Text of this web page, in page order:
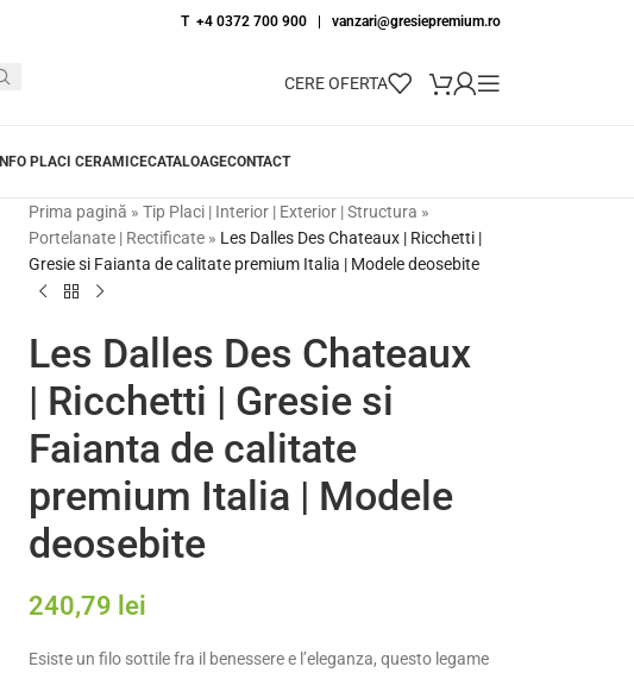
T +4 0372 700 900 | vanzari@gresiepremium.ro
CERE OFERTA
INFO PLACI CERAMICECATALOAGECONTACT
Prima pagină » Tip Placi | Interior | Exterior | Structura »
Portelanate | Rectificate » Les Dalles Des Chateaux | Ricchetti |
Gresie si Faianta de calitate premium Italia | Modele deosebite
Les Dalles Des Chateaux
| Ricchetti | Gresie si
Faianta de calitate
premium Italia | Modele
deosebite
240,79 lei
Esiste un filo sottile fra il benessere e l’eleganza, questo legame